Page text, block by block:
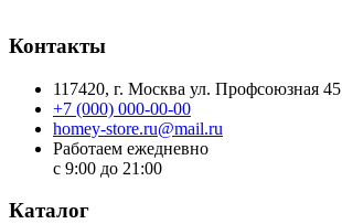
Контакты
117420, г. Москва ул. Профсоюзная 45
+7 (000) 000-00-00
homey-store.ru@mail.ru
Работаем ежедневно
с 9:00 до 21:00
Каталог